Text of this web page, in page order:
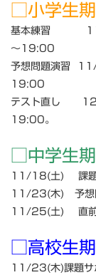
□小学生
基本練習 11/
～19:00
予想問題演習
19:00
テスト直し
19:00。
□中学生
11/18(土) 課
11/23(木) 予
11/25(土) 直
□高校生
11/23(木)課題